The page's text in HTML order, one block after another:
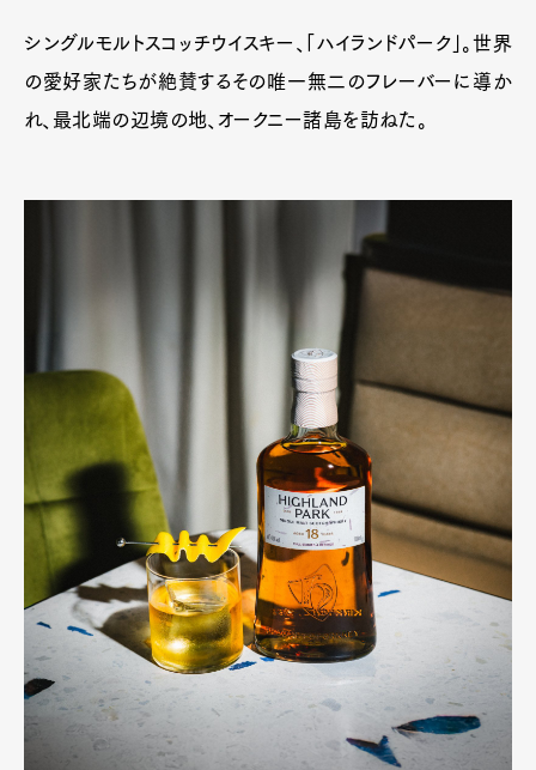
Product Culture Lifestyle
Contact
Pen Meet
Pen tw
シングルモルトスコッチウイスキー、「ハイランドパーク」。世界
の愛好家たちが絶賛するその唯一無二のフレーバーに導か
れ、最北端の辺境の地、オークニー諸島を訪ねた。